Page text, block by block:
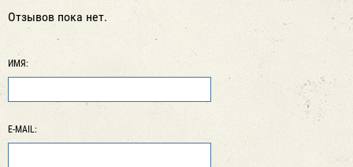
Отзывов пока нет.
ИМЯ:
E-MAIL: